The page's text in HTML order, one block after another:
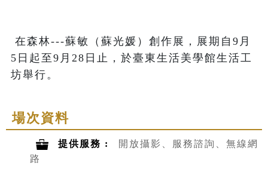
5日起至9月28日止，於臺東生活美學館生活工
坊舉行。
場次資料
提供服務 :
開放攝影、服務諮詢、無線網
路